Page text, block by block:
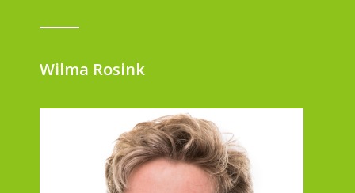
Wilma Rosink